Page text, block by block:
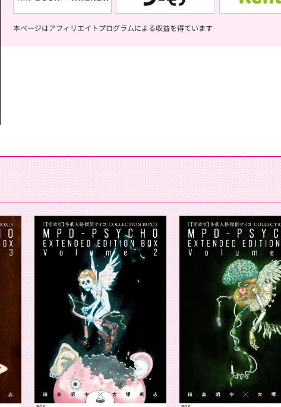
本ページはアフィリエイトプログラムによる収益を得ています